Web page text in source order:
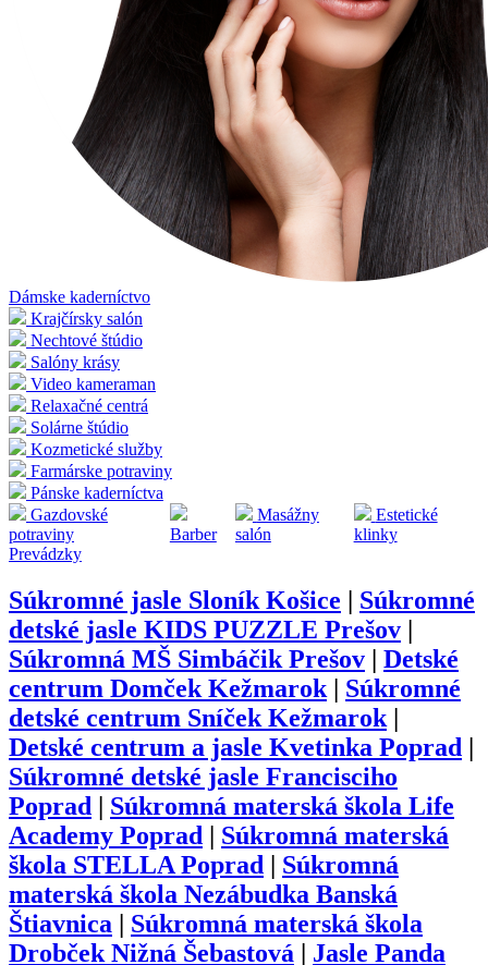
Dámske kaderníctvo
Krajčírsky salón
Nechtové štúdio
Salóny krásy
Video kameraman
Relaxačné centrá
Solárne štúdio
Kozmetické služby
Farmárske potraviny
Pánske kaderníctva
Gazdovské
potraviny
Barber
Masážny
salón
Estetické
klinky
Prevádzky
Súkromné jasle Sloník Košice
Súkromné
detské jasle KIDS PUZZLE Prešov
Súkromná MŠ Simbáčik Prešov
Detské
centrum Domček Kežmarok| Súkromné
detské centrum Sníček Kežmarok|
Detské centrum a jasle Kvetinka Poprad
Súkromné detské jasle Francisciho
Poprad
Súkromná materská škola Life
Academy Poprad
Súkromná materská
škola STELLA Poprad
Súkromná
materská škola Nezábudka Banská
Štiavnica
Súkromná materská škola
Drobček Nižná Šebastová
Jasle Panda